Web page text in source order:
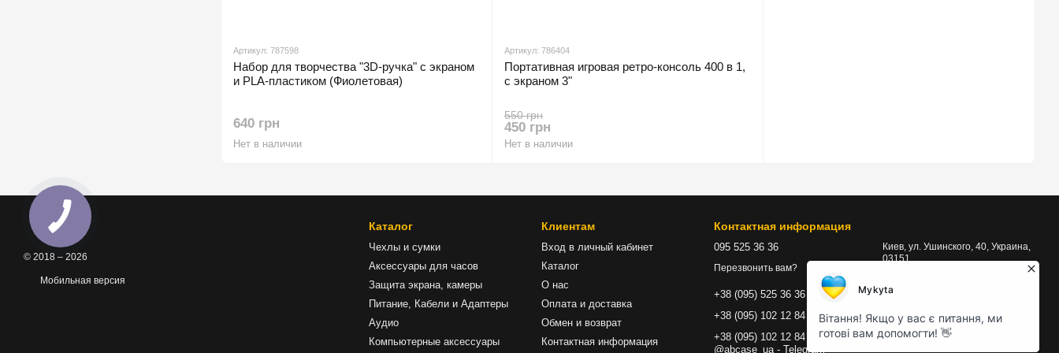
Артикул: 787598
Набор для творчества "3D-ручка" с экраном
и PLA-пластиком (Фиолетовая)
640 грн
Нет в наличии
Артикул: 786404
Портативная игровая ретро-консоль 400 в 1,
с экраном 3"
550 грн
450 грн
Нет в наличии
© 2018 – 2026
Мобильная версия
Каталог
Чехлы и сумки
Аксессуары для часов
Защита экрана, камеры
Питание, Кабели и Адаптеры
Аудио
Компьютерные аксессуары
Клиентам
Вход в личный кабинет
Каталог
О нас
Оплата и доставка
Обмен и возврат
Контактная информация
Контактная информация
095 525 36 36
Перезвонить вам?
+38 (095) 525 36 36 - Viber
+38 (095) 102 12 84 - WhatsApp
+38 (095) 102 12 84 |
@abcase_ua - Telegram
Киев, ул. Ушинского, 40, Украина,
03151